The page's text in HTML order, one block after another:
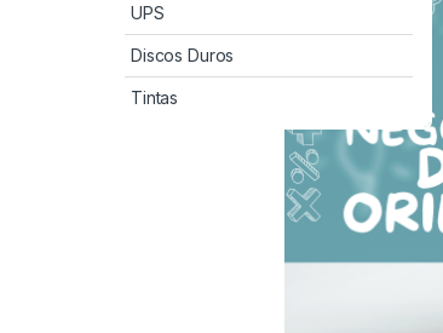
UPS
Discos Duros
Tintas